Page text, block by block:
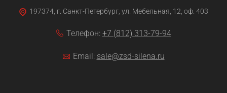
197374, г. Санкт-Петербург, ул. Мебельная, 12, оф. 403
Телефон: +7 (812) 313-79-94
Email: sale@zsd-silena.ru